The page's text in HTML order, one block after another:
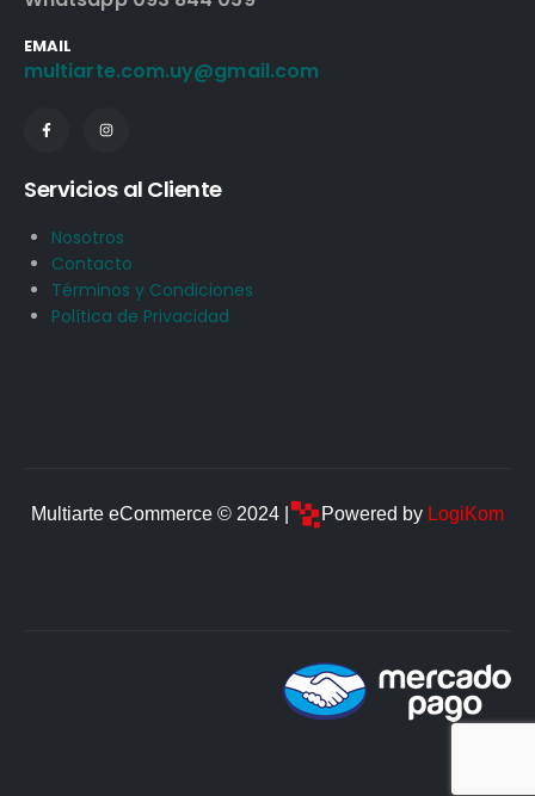
EMAIL
multiarte.com.uy@gmail.com
Servicios al Cliente
Nosotros
Contacto
Términos y Condiciones
Política de Privacidad
Multiarte eCommerce © 2024 | Powered by LogiKom